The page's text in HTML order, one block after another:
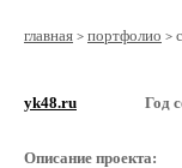
главная > портфолио >
yk48.ru Год
Описание проекта: